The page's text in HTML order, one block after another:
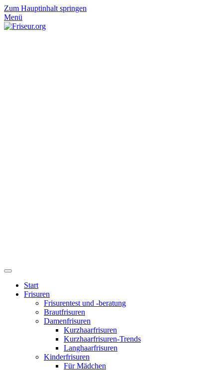
Zum Hauptinhalt springen
Menü
Start
Frisuren
Frisurentest und -beratung
Brautfrisuren
Damenfrisuren
Kurzhaarfrisuren
Kurzhaarfrisuren-Trends
Langhaarfrisuren
Kinderfrisuren
Für Mädchen